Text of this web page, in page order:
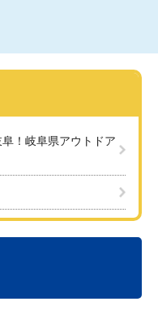
！岐阜県アウトドア